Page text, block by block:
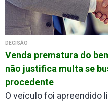
DECISÃO
Venda prematura do
não justifica multa se
procedente
O veículo foi apreendido